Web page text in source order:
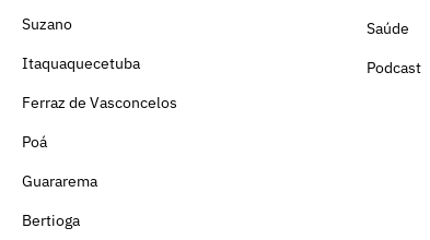
Suzano
Itaquaquecetuba
Ferraz de Vasconcelos
Poá
Guararema
Bertioga
Saúde
Podcast